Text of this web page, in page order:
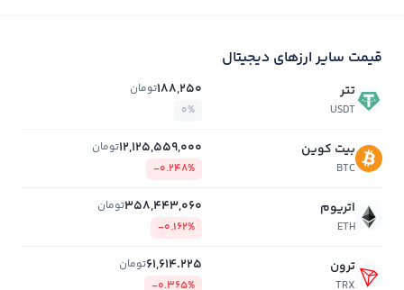
قیمت سایر ارزهای دیجیتال
تتر
USDT
188,250تومان
0%
بیت کوین
BTC
12,125,559,000تومان
-0.248%
اتریوم
ETH
358,443,060تومان
-0.162%
ترون
TRX
61,614.225تومان
-0.365%